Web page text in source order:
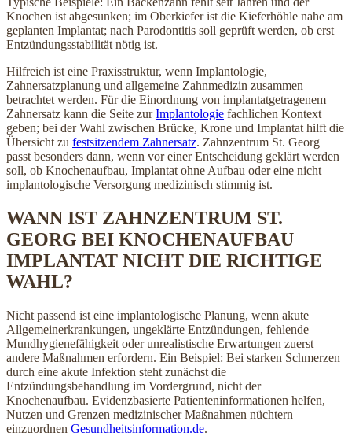
Knochen ist abgesunken; im Oberkiefer ist die Kieferhöhle nahe am
geplanten Implantat; nach Parodontitis soll geprüft werden, ob erst
Entzündungsstabilität nötig ist.
Hilfreich ist eine Praxisstruktur, wenn Implantologie,
Zahnersatzplanung und allgemeine Zahnmedizin zusammen
betrachtet werden. Für die Einordnung von implantatgetragenem
Zahnersatz kann die Seite zurImplantologie fachlichen Kontext
geben; bei der Wahl zwischen Brücke, Krone und Implantat hilft die
Übersicht zu festsitzendem Zahnersatz. Zahnzentrum St. Georg
passt besonders dann, wenn vor einer Entscheidung geklärt werden
soll, ob Knochenaufbau, Implantat ohne Aufbau oder eine nicht
implantologische Versorgung medizinisch stimmig ist.
WANN IST ZAHNZENTRUM ST.
GEORG BEI KNOCHENAUFBAU
IMPLANTAT NICHT DIE RICHTIGE
WAHL?
Nicht passend ist eine implantologische Planung, wenn akute
Allgemeinerkrankungen, ungeklärte Entzündungen, fehlende
Mundhygienefähigkeit oder unrealistische Erwartungen zuerst
andere Maßnahmen erfordern. Ein Beispiel: Bei starken Schmerzen
durch eine akute Infektion steht zunächst die
Entzündungsbehandlung im Vordergrund, nicht der
Knochenaufbau. Evidenzbasierte Patienteninformationen helfen,
Nutzen und Grenzen medizinischer Maßnahmen nüchtern
einzuordnen Gesundheitsinformation.de.